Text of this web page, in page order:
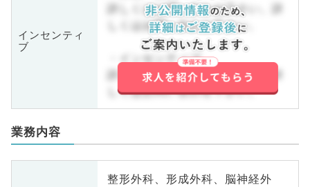
インセンティ
ブ
詳しくはお問い合わせ下さい。詳
しくはお問い合わせ下さい。
・インセンティブ
詳しくはお問い合わせ下さい。詳
しくはお問い合わせ下さい。
業務内容
整形外科、形成外科、脳神経外